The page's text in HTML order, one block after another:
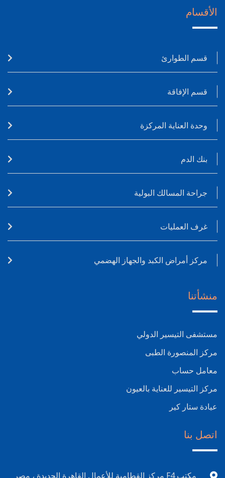
الأقسام
قسم الطوارئ
قسم الإفاقة
وحدة العناية المركزة
بنك الدم
جراحة المسالك البولية
غرف العمليات
مركز أمراض الكبد والجهاز الهضمي
منشأتنا
مستشفى التيسير الدولي
مركز المنصورة الطبى
معامل حساب
مركز التيسير للعناية بالعيون
عيادة ستار كير
اتصل بنا
مكتب F4 مركز القطامية للأعمال القاهرة الجديدة ، مصر